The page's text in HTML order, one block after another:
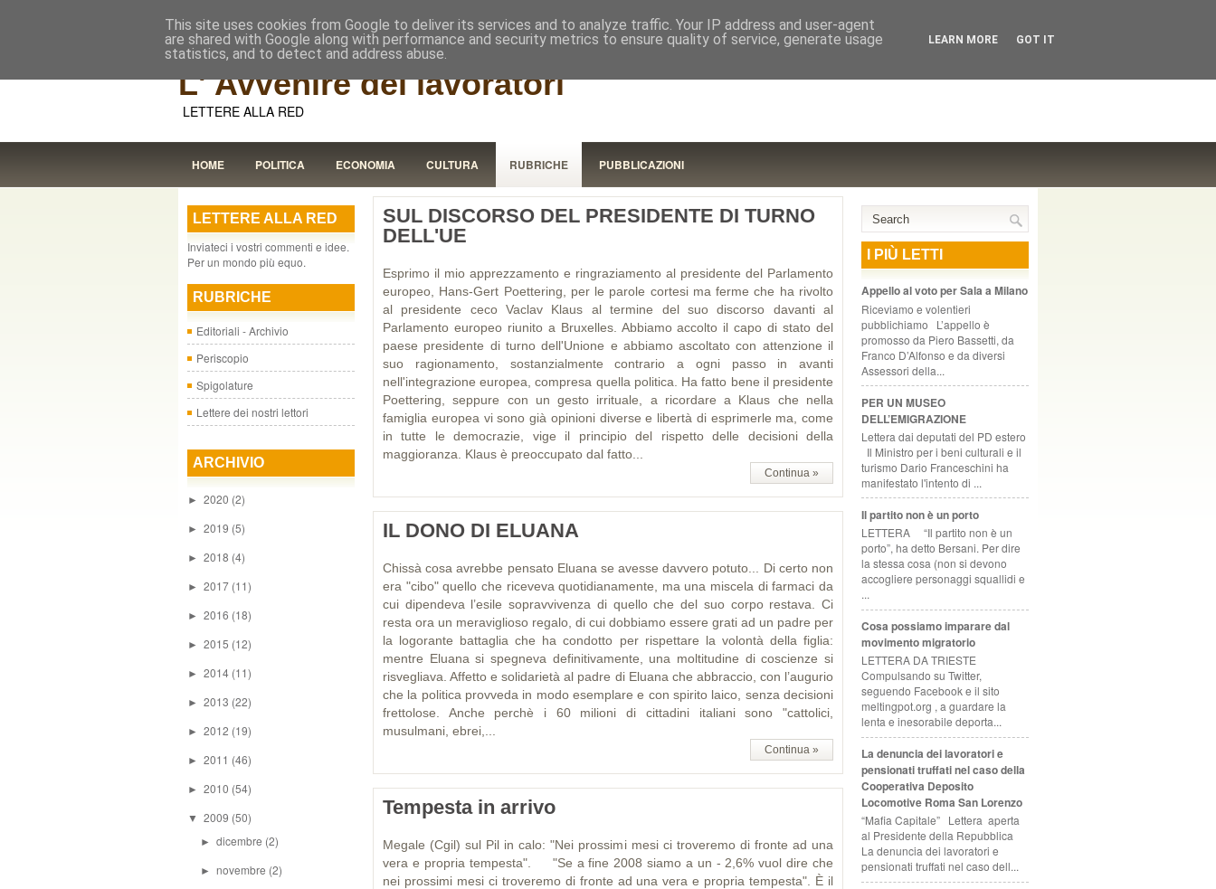
RISTORANTE COOPERATIVO, ZURIGO
L' Avvenire dei lavoratori
LETTERE ALLA RED
HOME POLITICA ECONOMIA CULTURA RUBRICHE PUBBLICAZIONI
LETTERE ALLA RED
Inviateci i vostri commenti e idee.
Per un mondo più equo.
RUBRICHE
Editoriali - Archivio
Periscopio
Spigolature
Lettere dei nostri lettori
ARCHIVIO
► 2020 (2)
► 2019 (5)
► 2018 (4)
► 2017 (11)
► 2016 (18)
► 2015 (12)
► 2014 (11)
► 2013 (22)
► 2012 (19)
► 2011 (46)
► 2010 (54)
▼ 2009 (50)
►dicembre (2)
►novembre (2)
SUL DISCORSO DEL PRESIDENTE DI TURNO
DELL'UE
Esprimo il mio apprezzamento e ringraziamento al presidente del Parlamento
europeo, Hans-Gert Poettering, per le parole cortesi ma ferme che ha rivolto
al presidente ceco Vaclav Klaus al termine del suo discorso davanti al
Parlamento europeo riunito a Bruxelles. Abbiamo accolto il capo di stato del
paese presidente di turno dell'Unione e abbiamo ascoltato con attenzione il
suo ragionamento, sostanzialmente contrario a ogni passo in avanti
nell'integrazione europea, compresa quella politica. Ha fatto bene il presidente
Poettering, seppure con un gesto irrituale, a ricordare a Klaus che nella
famiglia europea vi sono già opinioni diverse e libertà di esprimerle ma, come
in tutte le democrazie, vige il principio del rispetto delle decisioni della
maggioranza. Klaus è preoccupato dal fatto...
Continua »
IL DONO DI ELUANA
Chissà cosa avrebbe pensato Eluana se avesse davvero potuto... Di certo non
era "cibo" quello che riceveva quotidianamente, ma una miscela di farmaci da
cui dipendeva l’esile sopravvivenza di quello che del suo corpo restava. Ci
resta ora un meraviglioso regalo, di cui dobbiamo essere grati ad un padre per
la logorante battaglia che ha condotto per rispettare la volontà della figlia:
mentre Eluana si spegneva definitivamente, una moltitudine di coscienze si
risvegliava. Affetto e solidarietà al padre di Eluana che abbraccio, con l’augurio
che la politica provveda in modo esemplare e con spirito laico, senza decisioni
frettolose. Anche perchè i 60 milioni di cittadini italiani sono "cattolici,
musulmani, ebrei,...
Continua »
Tempesta in arrivo
Megale (Cgil) sul Pil in calo: "Nei prossimi mesi ci troveremo di fronte ad una
vera e propria tempesta". "Se a fine 2008 siamo a un - 2,6% vuol dire che
nei prossimi mesi ci troveremo di fronte ad una vera e propria tempesta". È il
I PIÙ LETTI
Appello al voto per Sala a Milano
Riceviamo e volentieri
pubblichiamo L’appello è
promosso da Piero Bassetti, da
Franco D’Alfonso e da diversi
Assessori della...
PER UN MUSEO
DELL’EMIGRAZIONE
Lettera dai deputati del PD estero
Il Ministro per i beni culturali e il
turismo Dario Franceschini ha
manifestato l'intento di ...
Il partito non è un porto
LETTERA “Il partito non è un
porto”, ha detto Bersani. Per dire
la stessa cosa (non si devono
accogliere personaggi squallidi e
...
Cosa possiamo imparare dal
movimento migratorio
LETTERA DA TRIESTE
Compulsando su Twitter,
seguendo Facebook e il sito
meltingpot.org , a guardare la
lenta e inesorabile deporta...
La denuncia dei lavoratori e
pensionati truffati nel caso della
Cooperativa Deposito
Locomotive Roma San Lorenzo
“Mafia Capitale” Lettera aperta
al Presidente della Repubblica
La denuncia dei lavoratori e
pensionati truffati nel caso dell...
This site uses cookies from Google to deliver its services and to analyze traffic. Your IP address and user-agent
are shared with Google along with performance and security metrics to ensure quality of service, generate usage
statistics, and to detect and address abuse.
LEARN MORE GOT IT